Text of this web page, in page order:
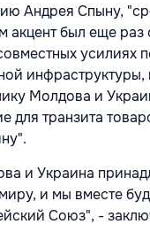
Андрея Спыну,
акцент был еще раз
усилиях
инфраструктуры,
Молдова и
для транзита
и Украина
и мы вместе
Союз", -